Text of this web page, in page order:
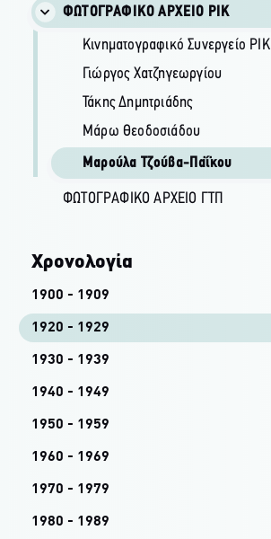
ΦΩΤΟΓΡΑΦΙΚΌ ΑΡΧΕΊΟ ΡΙΚ
Κινηματογραφικό Συνεργείο ΡΙΚ
Γιώργος Χατζηγεωργίου
Τάκης Δημητριάδης
Μάρω Θεοδοσιάδου
Μαρούλα Τζούβα-Παΐκου
ΦΩΤΟΓΡΑΦΙΚΌ ΑΡΧΕΊΟ ΓΤΠ
Χρονολογία
1900 - 1909
1920 - 1929
1930 - 1939
1940 - 1949
1950 - 1959
1960 - 1969
1970 - 1979
1980 - 1989